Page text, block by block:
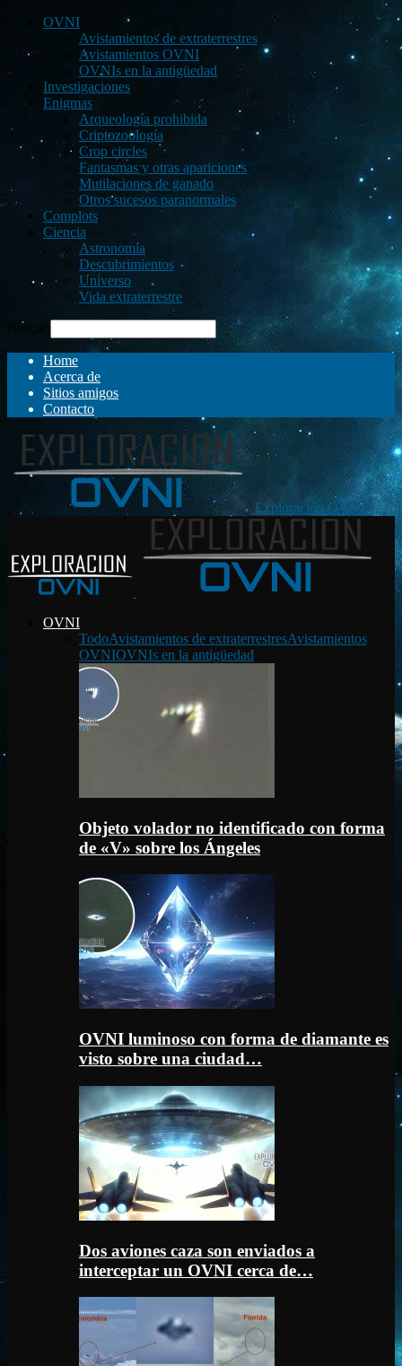
OVNI
Avistamientos de extraterrestres
Avistamientos OVNI
OVNIs en la antigüedad
Investigaciones
Enigmas
Arqueología prohibida
Criptozoología
Crop circles
Fantasmas y otras apariciones
Mutilaciones de ganado
Otros sucesos paranormales
Complots
Ciencia
Astronomía
Descubrimientos
Universo
Vida extraterrestre
Buscar
Home
Acerca de
Sitios amigos
Contacto
Exploración OVNI
OVNI
TodoAvistamientos de extraterrestresAvistamientos
OVNIOVNIs en la antigüedad
Objeto volador no identificado con forma
de «V» sobre los Ángeles
OVNI luminoso con forma de diamante es
visto sobre una ciudad…
Dos aviones caza son enviados a
interceptar un OVNI cerca de…